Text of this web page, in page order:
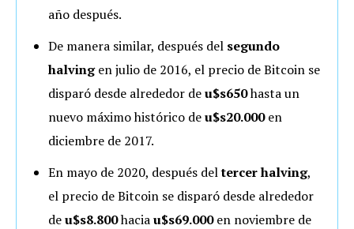
año después.
De manera similar, después del segundo
halvingen julio de 2016, el precio de Bitcoin se
disparó desde alrededor deu$s650hasta un
nuevo máximo histórico deu$s20.000en
diciembre de 2017.
En mayo de 2020, después deltercer halving,
el precio de Bitcoin se disparó desde alrededor
deu$s8.800haciau$s69.000en noviembre de